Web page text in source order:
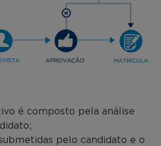
é composto pela análise
pelo candidato e o